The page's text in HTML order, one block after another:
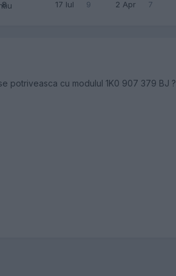
8 17 Iul 9 2 Apr 7
potriveasca cu modulul 1K0 907 379 BJ ?